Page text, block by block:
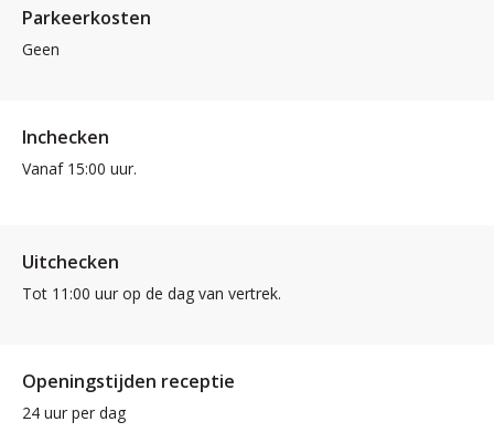
Parkeerkosten
Geen
Inchecken
Vanaf 15:00 uur.
Uitchecken
Tot 11:00 uur op de dag van vertrek.
Openingstijden receptie
24 uur per dag